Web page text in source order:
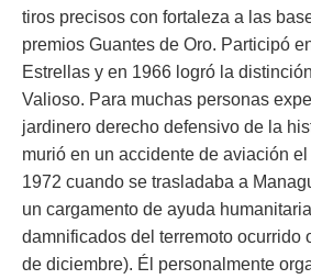
tiros precisos con fortaleza a las
premios Guantes de Oro. Participó
Estrellas y en 1966 logró la
Valioso. Para muchas personas
jardinero derecho defensivo de la
murió en un accidente de aviación
1972 cuando se trasladaba a
un cargamento de ayuda
damnificados del terremoto ocurrido
de diciembre). Él personalmente